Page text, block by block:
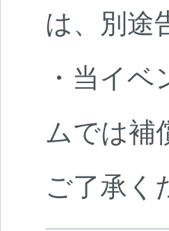
は、別途
・当イ
ムでは補
ご了承く